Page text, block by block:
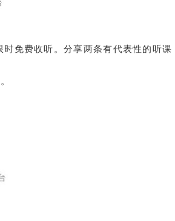
免费收听。分享两条有代表性的听课